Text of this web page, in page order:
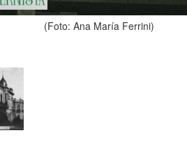
(Foto: Ana María Ferrini)